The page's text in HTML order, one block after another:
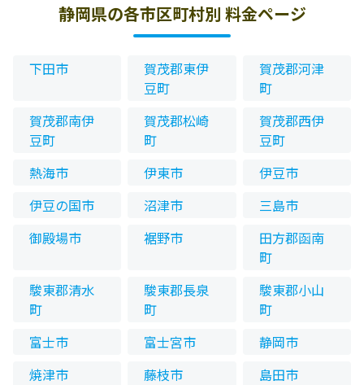
静岡県の各市区町村別 料金ページ
下田市
賀茂郡東伊
豆町
賀茂郡河津
町
賀茂郡南伊
豆町
賀茂郡松崎
町
賀茂郡西伊
豆町
熱海市
伊東市
伊豆市
伊豆の国市
沼津市
三島市
御殿場市
裾野市
田方郡函南
町
駿東郡清水
町
駿東郡長泉
町
駿東郡小山
町
富士市
富士宮市
静岡市
焼津市
藤枝市
島田市